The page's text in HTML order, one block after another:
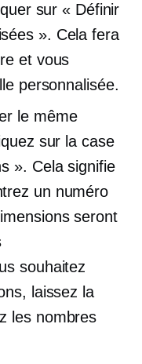
sur « Définir
». Cela fera
et vous
personnalisée.
le même
sur la case
». Cela signifie
un numéro
seront
souhaitez
laissez la
les nombres